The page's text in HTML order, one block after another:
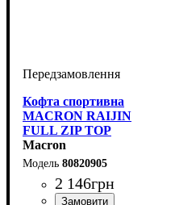
Кофта спортивна
MACRON RAIJIN
FULL ZIP TOP
(80820905)
Macron
80820905
2 146грн